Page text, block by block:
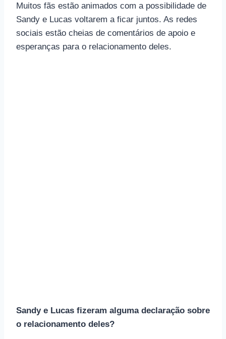
Muitos fãs estão animados com a possibilidade de
Sandy e Lucas voltarem a ficar juntos. As redes
sociais estão cheias de comentários de apoio e
esperanças para o relacionamento deles.
Sandy e Lucas fizeram alguma declaração sobre
o relacionamento deles?